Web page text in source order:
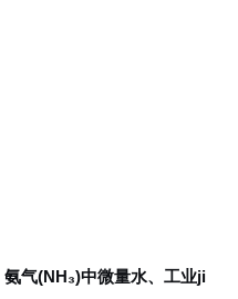
气(NH₃)中微量水、工业ji